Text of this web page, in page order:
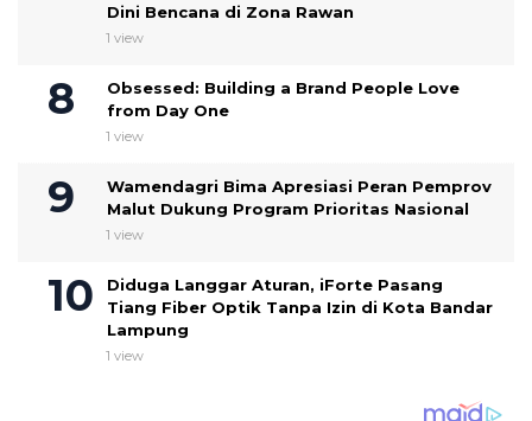
Dini Bencana di Zona Rawan
1 view
Obsessed: Building a Brand People Love
from Day One
1 view
Wamendagri Bima Apresiasi Peran Pemprov
Malut Dukung Program Prioritas Nasional
1 view
Diduga Langgar Aturan, iForte Pasang
Tiang Fiber Optik Tanpa Izin di Kota Bandar
Lampung
1 view